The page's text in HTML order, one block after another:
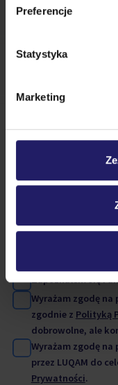
Preferencje
Statystyka
Marketing
Uczestnik
+ dodaj
Zapoznałem się i
Wyrażam zgodę
zgodnie z Polityką
dobrowolne, ale
Wyrażam zgodę
przez LUQAM do
Prywatności.